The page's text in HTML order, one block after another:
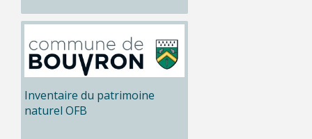
Inventaire du patrimoine
naturel OFB